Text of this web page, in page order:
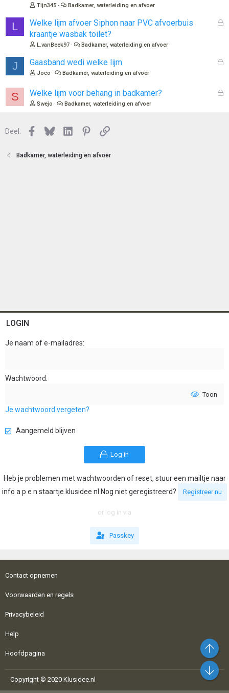
o
Tijn345 Badkamer, waterleiding en afvoer
L
G
o
Welke lijm afvoer Siphon naar PVC afvoerbuis
kraantje wasbak toilet?
L.vanBeek97 Badkamer, waterleiding en afvoer
J
G
Gaasband wedi welke lijm
Joco Badkamer, waterleiding en afvoer
S
G
Welke lijm voor behang in badkamer?
Swejo Badkamer, waterleiding en afvoer
Deel: Facebook
BlueskyLinkedInPinterest
Link
Badkamer, waterleiding en afvoer
LOGIN
Je naam of e-mailadres
Wachtwoord
Toon
Je wachtwoord vergeten?
Aangemeld blijven
Log in
Heb je problemen met wachtwoorden of reset, stuur een mailtje naar
info a p e n staartje klusidee nl Nog niet geregistreerd?
Registreer nu
or log in via
Passkey
Contact opnemen
Voorwaarden en regels
Privacybeleid
Help
Hoofdpagina
Copyright © 2020 Klusidee.nl